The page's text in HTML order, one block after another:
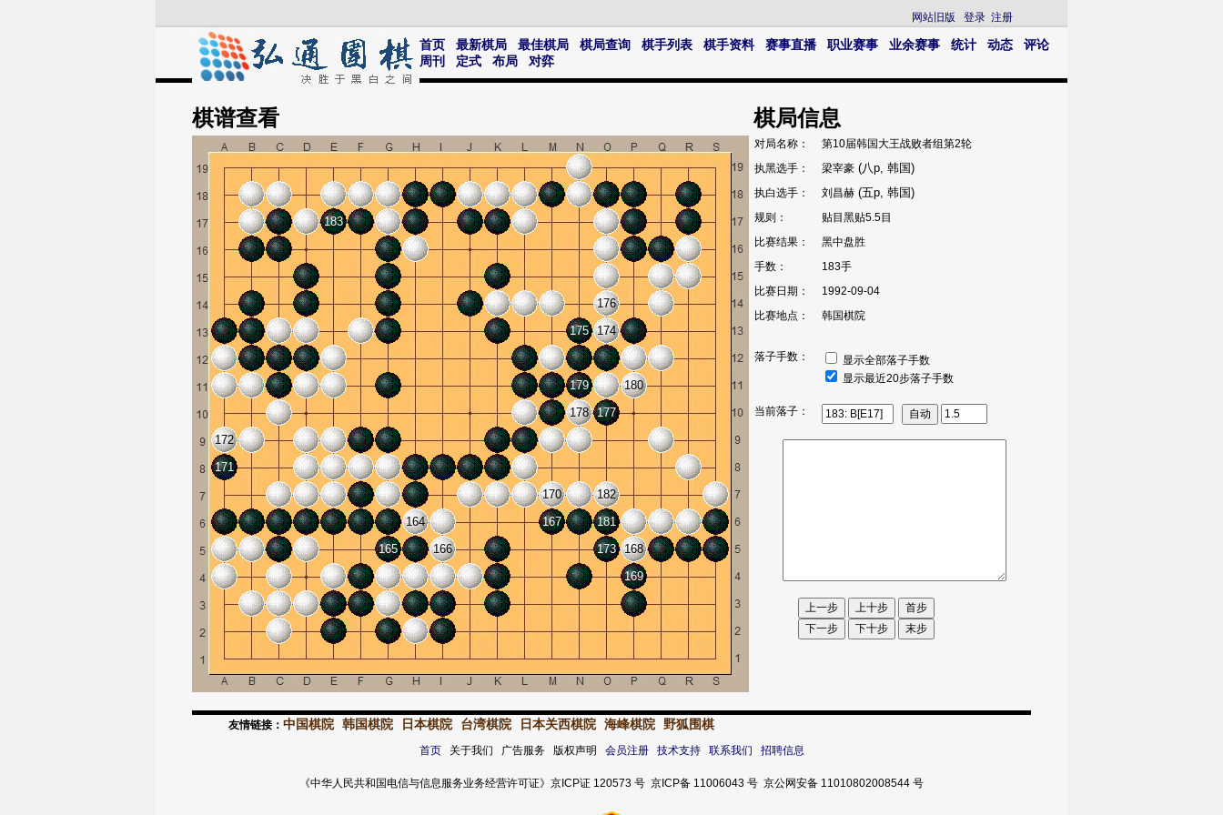
网站旧版 登录 注册
首页 最新棋局 最佳棋局 棋局查询 棋手列表 棋手资料 赛事直播 职业赛事 业余赛事 统计 动态
评论
周刊
定式 布局 对弈
棋谱查看
164
165
166
167
168
169
170
171
172
173
174
175
176
177
178
179 180
181
182
183
棋局信息
对局名称：
第10届韩国大王战败者组第2轮
执黑选手：
梁宰豪 (八p, 韩国)
执白选手： 刘昌赫 (五p, 韩国)
规则：
贴目黑贴5.5目
比赛结果：
黑中盘胜
手数：
183手
比赛日期：
1992-09-04
比赛地点：
韩国棋院
落子手数：
显示全部落子手数
显示最近20步落子手数
当前落子：
友情链接： 中国棋院 韩国棋院 日本棋院 台湾棋院 日本关西棋院 海峰棋院 野狐围棋
首页关于我们 广告服务 版权声明 会员注册 技术支持 联系我们 招聘信息
《中华人民共和国电信与信息服务业务经营许可证》京ICP证 120573 号 京ICP备 11006043 号 京公网安备 11010802008544 号